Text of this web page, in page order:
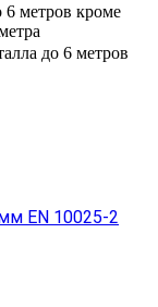
6 метров кроме
до 6 метров
EN 10025-2